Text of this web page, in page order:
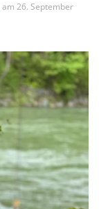
am 26. September